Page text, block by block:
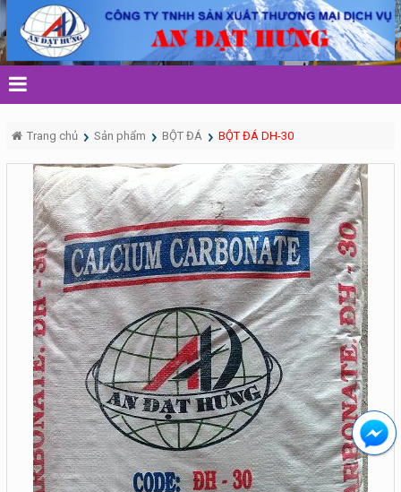
Trang chủ Sản phẩm BỘT ĐÁ BỘT ĐÁ DH-30